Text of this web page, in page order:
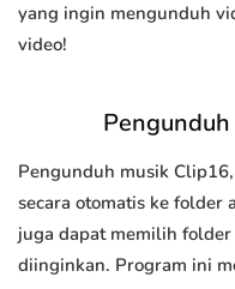
yang ingin mengunduh
video!
Pengunduh musik
secara otomatis ke folder
juga dapat memilih
diinginkan. Program ini